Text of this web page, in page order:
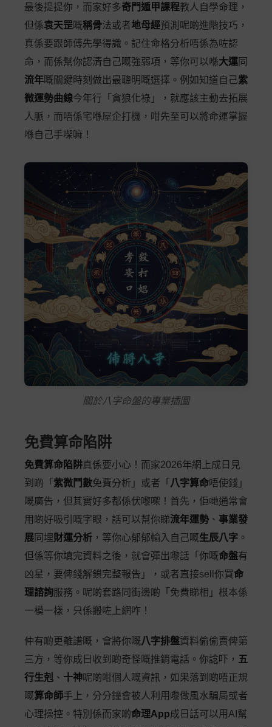
最後提提你，而家好多奇門遁甲課程教人自學命理，
但係袁天罡嘅稱骨法或者地母經預測呢啲進階技巧，
真係要跟師傅先學得識。記住命格分析唔係為咗認
命，而係幫你認清自己嘅強弱項，等你可以喺大運 同
流年嘅關鍵時刻做出最聰明嘅選擇。例如知道自己紫
微運勢曲線今年行「貪狼化祿」，就應該主動去拓展
人脈，而唔係宅喺屋企打機，咁先至可以將命運掌握
喺自己手㗎嘛！
關於八字命盤的專業插圖
免費算命陷阱
免費算命陷阱真係要小心！而家2026年網上成日見
到啲「 紫微鬥數免費分析」或者「 八字算命唔使錢」
嘅廣告，但其實好多都係伏嚟㗎！首先，佢哋通常會
用啲好吸引嘅字眼，話可以幫你睇流年運勢 、 事業發
展 同埋財運分析 ，等你心郁郁輸入自己嘅生辰八字 。
但係等你填完資料之後，就會彈出嚟話「你嘅命盤有
凶星，要俾錢解鎖完整報告」，或者直接sell你買命
理諮詢服務。呢啲套路同街邊啲「免費睇相」根本係
一模一樣，只係搬咗上網咋！
仲有啲更離譜嘅，會將你嘅八字排盤資料偷偷賣俾第
三方，等你成日收到啲奇怪嘅推銷電話。你諗吓， 五
行生剋 、 十神呢啲咁個人嘅資訊，如果落到啲唔正規
嘅算命師手上，分分鐘會被人利用嚟做風水騙局或者
心理操控。特別係而家啲命理App成日話可以用AI幫